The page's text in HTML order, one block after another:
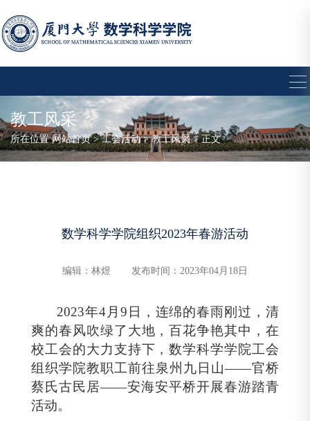
教工风采
所在位置网站首页>工会活动>教工风采> 正文
数学科学学院组织2023年春游活动
编辑：林煜 发布时间：2023年04月18日
2023年4月 9 日，连绵的春雨刚过，清
爽的春风吹绿了大地，百花争艳其中，在
校工会的大力支持下，数学科学学院工会
组织学院教职工前往泉州九日山——官桥
蔡氏古民居——安海安平桥开展春游踏青
活动。